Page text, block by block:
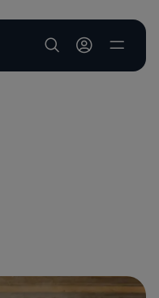
User account